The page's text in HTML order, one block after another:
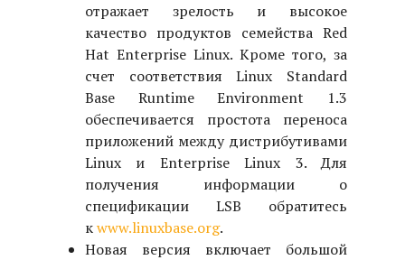
отражает зрелость и высокое
качество продуктов семейства Red
Hat Enterprise Linux. Кроме того, за
счет соответствия Linux Standard
Base Runtime Environment 1.3
обеспечивается простота переноса
приложений между дистрибутивами
Linux и Enterprise Linux 3. Для
получения информации о
спецификации LSB обратитесь
кwww.linuxbase.org.
Новая версия включает большой